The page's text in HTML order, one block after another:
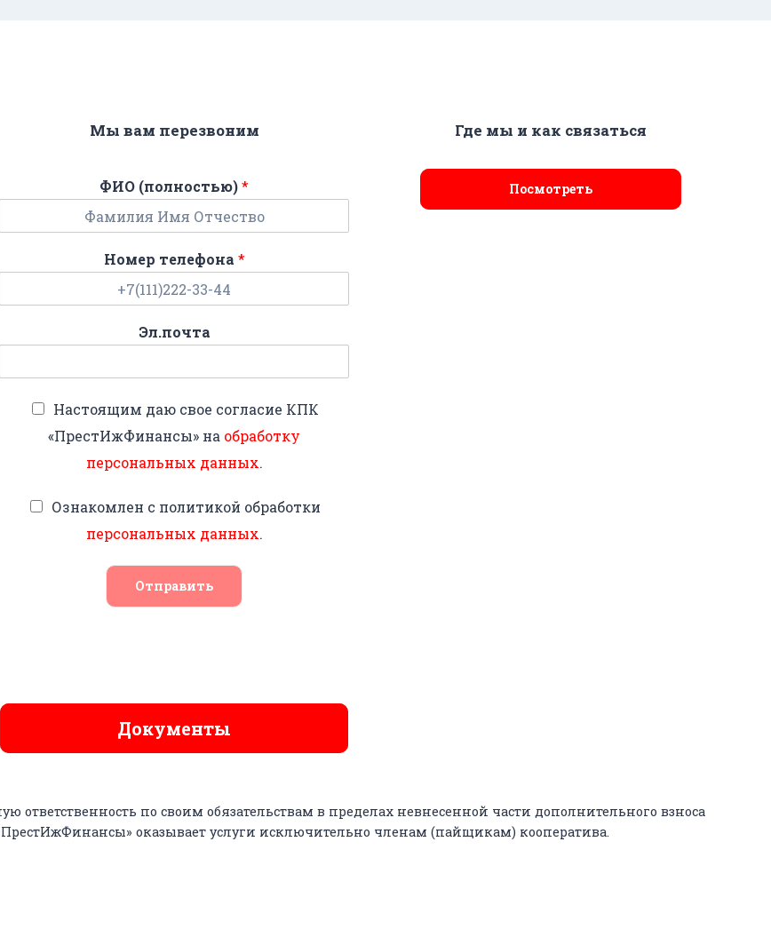
Мы вам перезвоним
ФИО (полностью)*
Номер телефона *
Эл.почта
Настоящим даю свое согласие КПК
«ПрестИжФинансы» на обработку
персональных данных.
Ознакомлен с политикой обработки
персональных данных.
Отправить
Где мы и как связаться
Посмотреть
Документы
ответственность по своим обязательствам в пределах невнесенной части дополнительного взноса
оказывает услуги исключительно членам (пайщикам) кооператива.